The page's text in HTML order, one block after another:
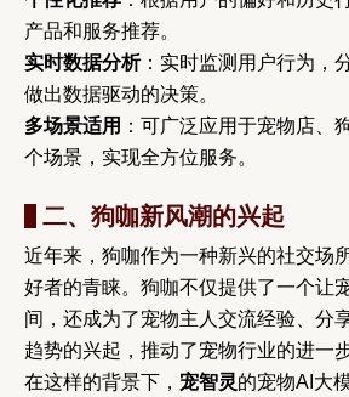
产品和服务推荐。
实时数据分析：实时监测用户行为，
做出数据驱动的决策。
多场景适用 ：可广泛应用于宠物店、
个场景，实现全方位服务。
二、狗咖新风潮的兴起
近年来，狗咖作为一种新兴的社交场
好者的青睐。狗咖不仅提供了一个让
间，还成为了宠物主人交流经验、分
趋势的兴起，推动了宠物行业的进一
在这样的背景下， 宠智灵的宠物AI大